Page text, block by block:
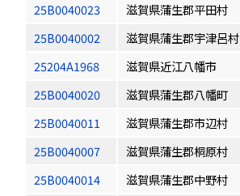
25B0040023
滋賀県蒲生郡平田村
25B0040002
滋賀県蒲生郡宇津呂村
25204A1968
滋賀県近江八幡市
25B0040020
滋賀県蒲生郡八幡町
25B0040011
滋賀県蒲生郡市辺村
25B0040007
滋賀県蒲生郡桐原村
25B0040014
滋賀県蒲生郡中野村